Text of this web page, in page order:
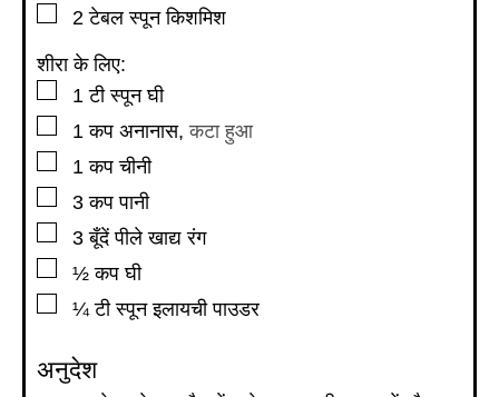
▢
2 टेबल स्पूनकिशमिश
शीरा के लिए:
▢
1 टी स्पूनघी
▢
1 कप अनानास,कटा हुआ
▢
1 कप चीनी
▢
3 कप पानी
▢
3 बूँदें पीले खाद्य रंग
▢
½ कप घी
▢
¼ टी स्पूनइलायची पाउडर
अनुदेश